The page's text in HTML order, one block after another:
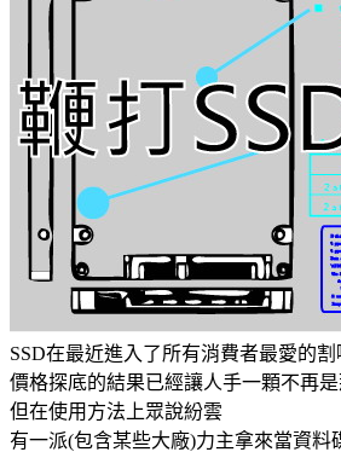
SSD在最近進入了所有消費者最愛的
價格探底的結果已經讓人手一顆不再
但在使用方法上眾說紛雲
有一派(包含某些大廠)力主拿來當資料